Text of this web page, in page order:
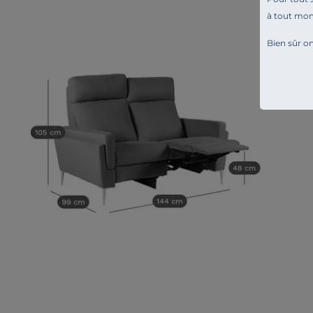
à tout
Bien sûr